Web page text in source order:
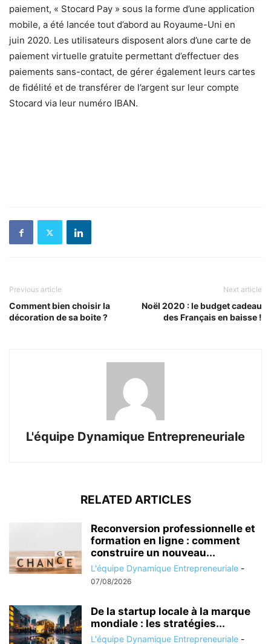
paiement, « Stocard Pay » sous la forme d’une application
mobile, a été lancée tout d’abord au Royaume-Uni en
juin 2020. Les utilisateurs disposent alors d’une carte de
paiement virtuelle gratuite permettant d’effectuer des
paiements sans-contact, de gérer également leurs cartes
de fidélité et de transférer de l’argent sur leur compte
Stocard via leur numéro IBAN.
Previous article
Comment bien choisir la
décoration de sa boite ?
Next article
Noël 2020 : le budget cadeau
des Français en baisse !
L'équipe Dynamique Entrepreneuriale
RELATED ARTICLES
Reconversion professionnelle et
formation en ligne : comment
construire un nouveau...
L'équipe Dynamique Entrepreneuriale -
07/08/2026
De la startup locale à la marque
mondiale : les stratégies...
L'équipe Dynamique Entrepreneuriale -